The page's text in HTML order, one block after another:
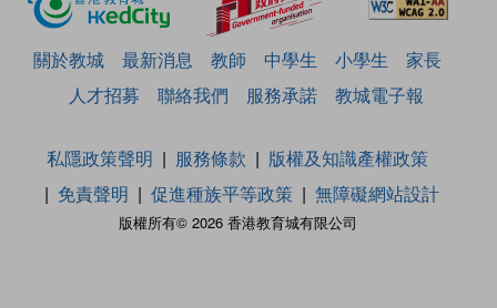
關於教城 最新消息 教師 中學生 小學生
家長
人才招募
聯絡我們 服務承諾 教城電子報
版權所有© 2026 香港教育城有限公司
私隱政策聲明 服務條款
版權及知識產權政策
免責聲明
促進種族平等政策 無障礙網站設計